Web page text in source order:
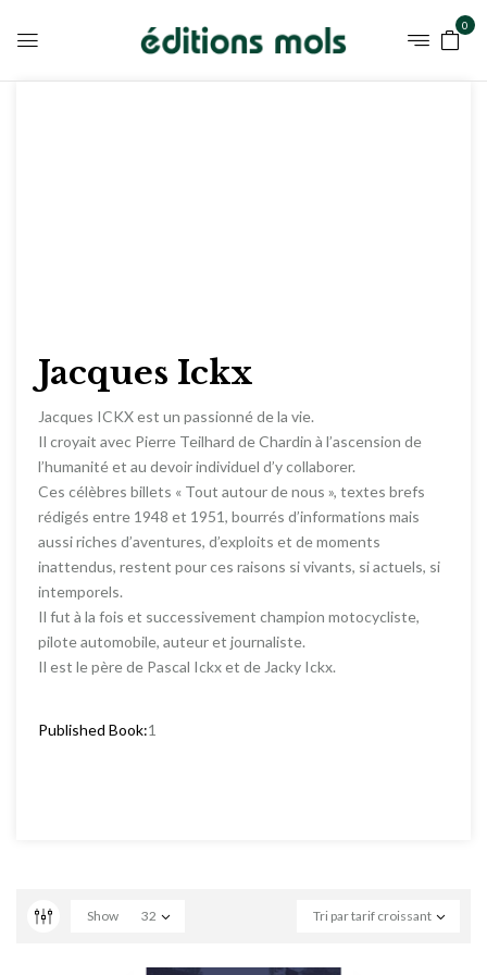
0
Jacques Ickx
Jacques ICKX est un passionné de la vie.
Il croyait avec Pierre Teilhard de Chardin à l’ascension de
l’humanité et au devoir individuel d’y collaborer.
Ces célèbres billets « Tout autour de nous », textes brefs
rédigés entre 1948 et 1951, bourrés d’informations mais
aussi riches d’aventures, d’exploits et de moments
inattendus, restent pour ces raisons si vivants, si actuels, si
intemporels.
Il fut à la fois et successivement champion motocycliste,
pilote automobile, auteur et journaliste.
Il est le père de Pascal Ickx et de Jacky Ickx.
Published Book:1
Tri par tarif croissant
Show 32